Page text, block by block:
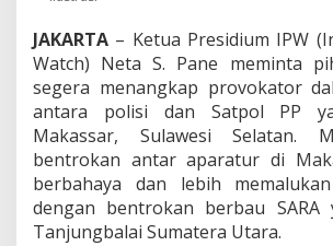
P
P
B
e
n
t
k
,
JAKARTA – Ketua Presidium IPW
Watch) Neta S. Pane meminta
segera menangkap provokator
antara polisi dan Satpol PP
Makassar, Sulawesi Selatan.
bentrokan antar aparatur di
berbahaya dan lebih
dengan bentrokan berbau
Tanjungbalai Sumatera Utara.